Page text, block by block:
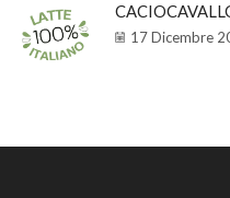
17 Dicembre